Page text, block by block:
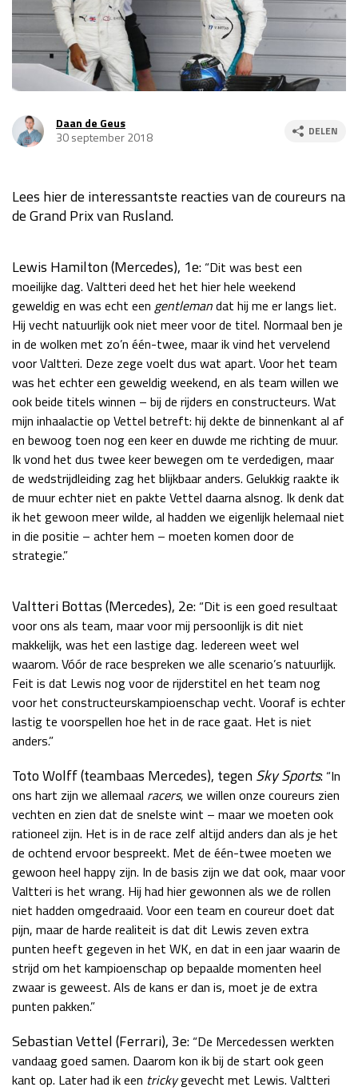
Race
za 13:00 - 15:00
GP VERENIGDE STATEN 2026 23 - 25 okt
GP MEXICO 2026
Kwalificatie
za 22:00 - 23:00
Race
zo 21:00 - 23:00
GP SÃO PAULO 2026 06 - 08 nov
Kwalificatie
LAS VEGAS GRAND PRIX 2026 20 - 22 nov
Kwalificatie
za 05:00 - 06:00
Race
zo 05:00 - 07:00
GP QATAR 2026 27 - 29 nov
Kwalificatie
za 19:00 - 20:00
Race
zo 17:00 - 19:00
GP ABU DHABI 2026 04 - 06 dec
Kwalificatie
za 15:00 - 16:00
zo 14:00 - 16:00
Daan de Geus
30 september 2018
DELEN
Lees hier de interessantste reacties van de coureurs na
de Grand Prix van Rusland.
Lewis Hamilton (Mercedes), 1e: “Dit was best een
moeilijke dag. Valtteri deed het het hier hele weekend
geweldig en was echt een gentlemandat hij me er langs liet.
Hij vecht natuurlijk ook niet meer voor de titel. Normaal ben je
in de wolken met zo’n één-twee, maar ik vind het vervelend
voor Valtteri. Deze zege voelt dus wat apart. Voor het team
was het echter een geweldig weekend, en als team willen we
ook beide titels winnen – bij de rijders en constructeurs. Wat
mijn inhaalactie op Vettel betreft: hij dekte de binnenkant al af
en bewoog toen nog een keer en duwde me richting de muur.
Ik vond het dus twee keer bewegen om te verdedigen, maar
de wedstrijdleiding zag het blijkbaar anders. Gelukkig raakte ik
de muur echter niet en pakte Vettel daarna alsnog. Ik denk dat
ik het gewoon meer wilde, al hadden we eigenlijk helemaal niet
in die positie – achter hem – moeten komen door de
strategie.”
Valtteri Bottas (Mercedes), 2e: “Dit is een goed resultaat
voor ons als team, maar voor mij persoonlijk is dit niet
makkelijk, was het een lastige dag. Iedereen weet wel
waarom. Vóór de race bespreken we alle scenario’s natuurlijk.
Feit is dat Lewis nog voor de rijderstitel en het team nog
voor het constructeurskampioenschap vecht. Vooraf is echter
lastig te voorspellen hoe het in de race gaat. Het is niet
anders.”
Toto Wolff (teambaas Mercedes), tegenSky Sports: “In
ons hart zijn we allemaal racers, we willen onze coureurs zien
vechten en zien dat de snelste wint – maar we moeten ook
rationeel zijn. Het is in de race zelf altijd anders dan als je het
de ochtend ervoor bespreekt. Met de één-twee moeten we
gewoon heel happy zijn. In de basis zijn we dat ook, maar voor
Valtteri is het wrang. Hij had hier gewonnen als we de rollen
niet hadden omgedraaid. Voor een team en coureur doet dat
pijn, maar de harde realiteit is dat dit Lewis zeven extra
punten heeft gegeven in het WK, en dat in een jaar waarin de
strijd om het kampioenschap op bepaalde momenten heel
zwaar is geweest. Als de kans er dan is, moet je de extra
punten pakken.”
Sebastian Vettel (Ferrari), 3e: “De Mercedessen werkten
vandaag goed samen. Daarom kon ik bij de start ook geen
kant op. Later had ik een trickygevecht met Lewis. Valtteri